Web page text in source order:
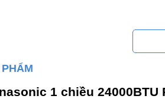
1 chiều 24000BTU